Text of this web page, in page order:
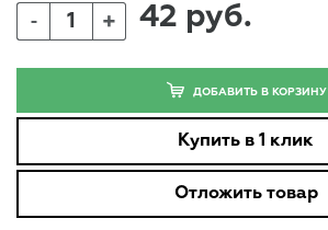
- + 42 руб.
ДОБАВИТЬ В КОРЗИНУ
Купить в 1 клик
Отложить товар